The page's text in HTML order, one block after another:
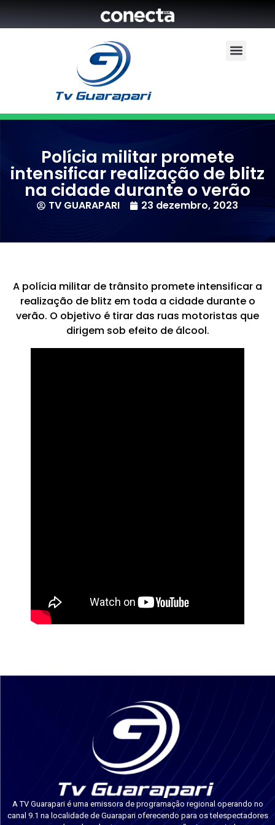
Polícia militar promete
intensificar realização de blitz
na cidade durante o verão
TV GUARAPARI 23 dezembro, 2023
A polícia militar de trânsito promete intensificar a
realização de blitz em toda a cidade durante o
verão. O objetivo é tirar das ruas motoristas que
dirigem sob efeito de álcool.
A TV Guarapari é uma emissora de programação regional operando no
canal 9.1 na localidade de Guarapari oferecendo para os telespectadores